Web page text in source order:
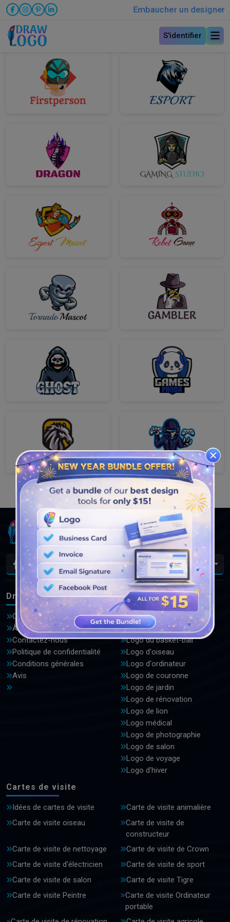
Embaucher un designer
S'identifier
Load More
Fr
DrawLogo
Offres
À propos de nous
Contactez-nous
Politique de confidentialité
Conditions générales
Avis
Logos
Logo de l'avocat
Logo de l'automobile
Logo du basket-ball
Logo d'oiseau
Logo d'ordinateur
Logo de couronne
Logo de jardin
Logo de rénovation
Logo de lion
Logo médical
Logo de photographie
Logo de salon
Logo de voyage
Logo d'hiver
Cartes de visite
Idées de cartes de visite
Carte de visite animalière
Carte de visite oiseau
Carte de visite de
constructeur
Carte de visite de nettoyage
Carte de visite de Crown
Carte de visite d'électricien
Carte de visite de sport
Carte de visite de salon
Carte de visite Tigre
Carte de visite Peintre
Carte de visite Ordinateur
portable